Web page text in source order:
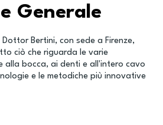
Generale
Bertini, con sede a Firenze,
ciò che riguarda le varie
alla bocca, ai denti e all'intero cavo
e le metodiche più innovative